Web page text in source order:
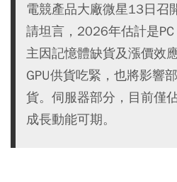
電競產品大廠微星13日召
請坦言，2026年估計是PC
主因記憶體缺貨及漲價效
GPU供貨吃緊，也將影響
貨。伺服器部分，目前僅
成長動能可期。